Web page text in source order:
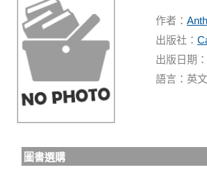
作者：
出版社：
出版日期
語言：英
圖書選購